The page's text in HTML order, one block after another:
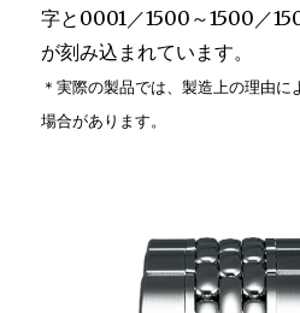
字と0001／1500～1500／
が刻み込まれています。
＊実際の製品では、製造上の理由
場合があります。